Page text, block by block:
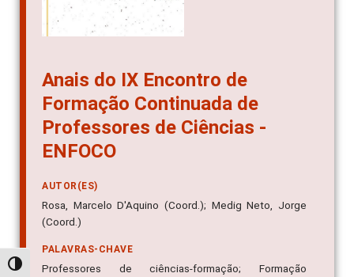
Alternar alto contraste
Anais do IX Encontro de
Formação Continuada de
Professores de Ciências -
ENFOCO
AUTOR(ES)
Rosa, Marcelo D'Aquino (Coord.); Medig Neto, Jorge
(Coord.)
PALAVRAS-CHAVE
Professores de ciências-formação; Formação